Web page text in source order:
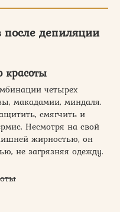
после депиляции
красоты
четырех
макадамии, миндаля.
смягчить и
Несмотря на свой
жирностью, он
не загрязняя одежду.